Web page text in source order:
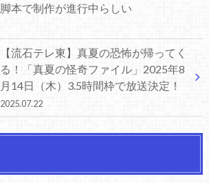
脚本で制作が進行中らしい
【流石テレ東】真夏の恐怖が帰ってく
る！「真夏の怪奇ファイル」2025年8
月14日（木）3.5時間枠で放送決定！
2025.07.22